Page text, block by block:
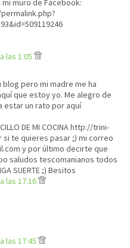
muro de Facebook:
las 1:05
blog pero mi madre me ha
que estoy yo. Me alegro de
estar un rato por aquí
DE MI COCINA http://trini-
te quieres pasar ;) mi correo
y por último decirte que
saludos tescomanianos todos
SUERTE ;) Besitos
las 17:16
las 17:45